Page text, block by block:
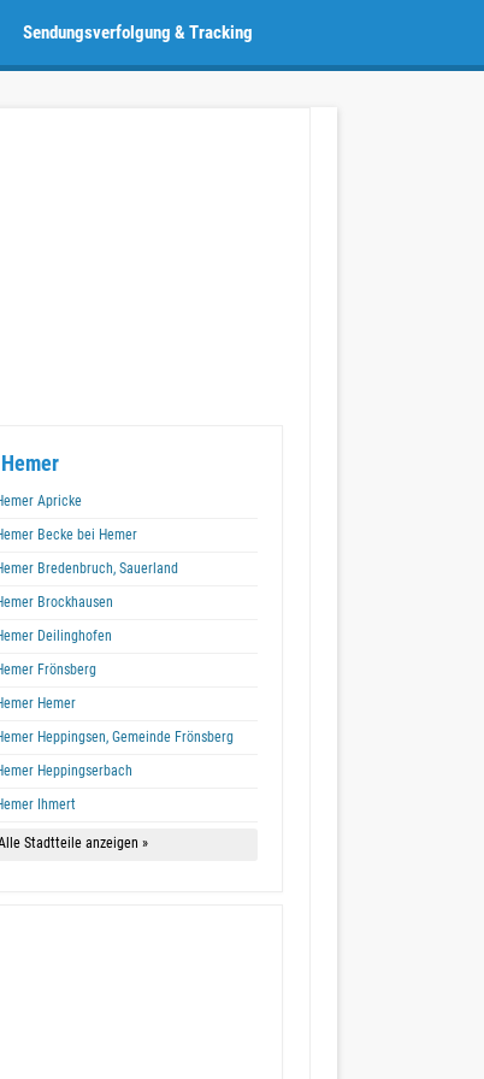
Sendungsverfolgung & Tracking
Apricke
Becke bei Hemer
Bredenbruch, Sauerland
Brockhausen
Deilinghofen
Frönsberg
Hemer
Heppingsen, Gemeinde Frönsberg
Heppingserbach
Ihmert
Stadtteile anzeigen »